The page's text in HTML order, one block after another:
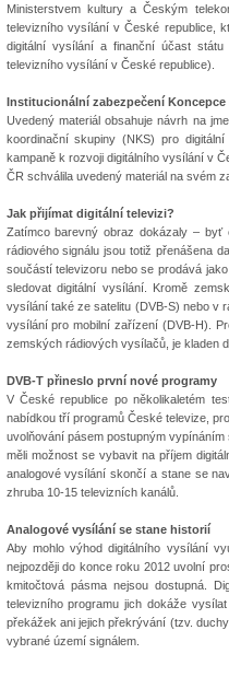
Ministerstvem kultury a Českým
televizního vysílání v České republice,
digitální vysílání a finanční účast
televizního vysílání v České republice).
Institucionální zabezpečení
Uvedený materiál obsahuje návrh na
koordinační skupiny (NKS) pro
kampaně k rozvoji digitálního vysílání v
ČR schválila uvedený materiál na svém
Jak přijímat digitální televizi?
Zatímco barevný obraz dokázaly – byť
rádiového signálu jsou totiž přenášena
součástí televizoru nebo se prodává
sledovat digitální vysílání. Kromě
vysílání také ze satelitu (DVB-S) nebo v
vysílání pro mobilní zařízení (DVB-H).
zemských rádiových vysílačů, je kladen
DVB-T přineslo první nové programy
V České republice po několikaletém
nabídkou tří programů České televize,
uvolňování pásem postupným
měli možnost se vybavit na příjem
analogové vysílání skončí a stane se
zhruba 10-15 televizních kanálů.
Analogové vysílání se stane historií
Aby mohlo výhod digitálního vysílání
nejpozději do konce roku 2012 uvolní
kmitočtová pásma nejsou dostupná.
televizního programu jich dokáže
překážek ani jejich překrývání (tzv.
vybrané území signálem.